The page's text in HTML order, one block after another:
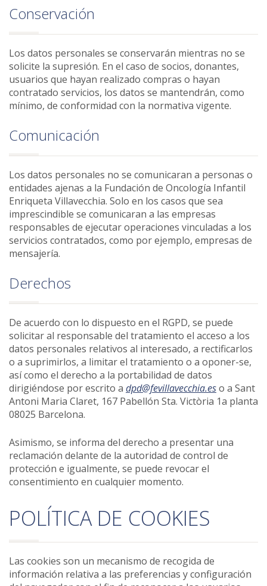
Conservación
Los datos personales se conservarán mientras no se
solicite la supresión. En el caso de socios, donantes,
usuarios que hayan realizado compras o hayan
contratado servicios, los datos se mantendrán, como
mínimo, de conformidad con la normativa vigente.
Comunicación
Los datos personales no se comunicaran a personas o
entidades ajenas a la Fundación de Oncología Infantil
Enriqueta Villavecchia. Solo en los casos que sea
imprescindible se comunicaran a las empresas
responsables de ejecutar operaciones vinculadas a los
servicios contratados, como por ejemplo, empresas de
mensajería.
Derechos
De acuerdo con lo dispuesto en el RGPD, se puede
solicitar al responsable del tratamiento el acceso a los
datos personales relativos al interesado, a rectificarlos
o a suprimirlos, a limitar el tratamiento o a oponer-se,
así como el derecho a la portabilidad de datos
dirigiéndose por escrito a dpd@fevillavecchia.eso a Sant
Antoni Maria Claret, 167 Pabellón Sta. Victòria 1a planta
08025 Barcelona.
Asimismo, se informa del derecho a presentar una
reclamación delante de la autoridad de control de
protección e igualmente, se puede revocar el
consentimiento en cualquier momento.
POLÍTICA DE COOKIES
Las cookies son un mecanismo de recogida de
información relativa a las preferencias y configuración